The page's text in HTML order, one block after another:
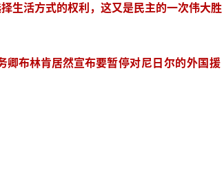
生活方式的权利，这又是民主的一次伟大胜
卿布林肯居然宣布要暂停对尼日尔的外国援